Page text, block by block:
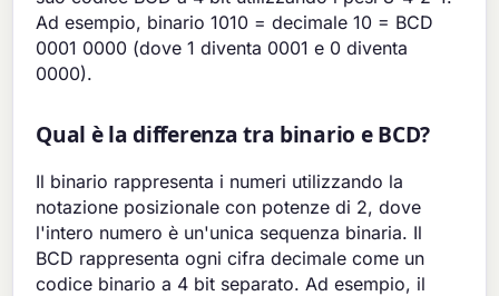
Ad esempio, binario 1010 = decimale 10 = BCD
0001 0000 (dove 1 diventa 0001 e 0 diventa
0000).
Qual è la differenza tra binario e BCD?
Il binario rappresenta i numeri utilizzando la
notazione posizionale con potenze di 2, dove
l'intero numero è un'unica sequenza binaria. Il
BCD rappresenta ogni cifra decimale come un
codice binario a 4 bit separato. Ad esempio, il